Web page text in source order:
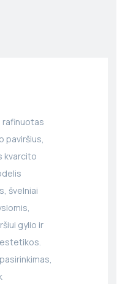
rafinuotas
paviršius,
kvarcito
švelniai
gylio ir